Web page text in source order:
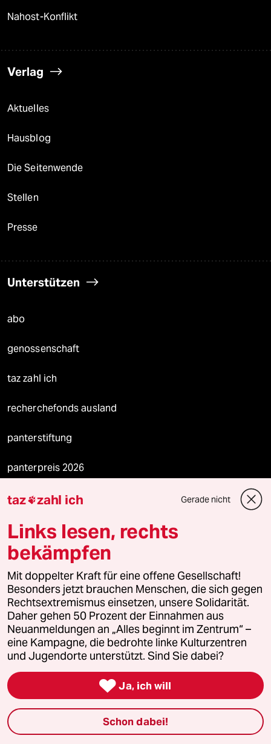
Nahost-Konflikt
Verlag
Aktuelles
Hausblog
Die Seitenwende
Stellen
Presse
Unterstützen
abo
genossenschaft
taz zahl ich
recherchefonds ausland
panterstiftung
panterpreis 2026
Podcast
bundestalk
fernverbindung
klima update°
Mauerecho
Freie Rede
reingehen
taz zahl ich Gerade nicht
Links lesen, rechts
bekämpfen
Mit doppelter Kraft für eine offene Gesellschaft!
Besonders jetzt brauchen Menschen, die sich gegen
Rechtsextremismus einsetzen, unsere Solidarität.
Daher gehen 50 Prozent der Einnahmen aus
Neuanmeldungen an „Alles beginnt im Zentrum“ –
eine Kampagne, die bedrohte linke Kulturzentren
und Jugendorte unterstützt. Sind Sie dabei?
 Ja, ich will
Schon dabei!